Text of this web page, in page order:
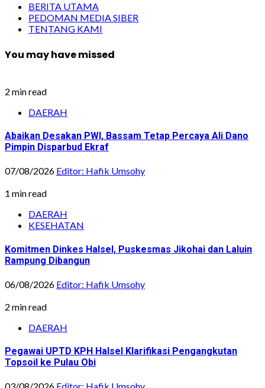
BERITA UTAMA
PEDOMAN MEDIA SIBER
TENTANG KAMI
You may have missed
2 min read
DAERAH
Abaikan Desakan PWI, Bassam Tetap Percaya Ali Dano
Pimpin Disparbud Ekraf
07/08/2026 Editor: Hafik Umsohy
1 min read
DAERAH
KESEHATAN
Komitmen Dinkes Halsel, Puskesmas Jikohai dan Laluin
Rampung Dibangun
06/08/2026 Editor: Hafik Umsohy
2 min read
DAERAH
Pegawai UPTD KPH Halsel Klarifikasi Pengangkutan
Topsoil ke Pulau Obi